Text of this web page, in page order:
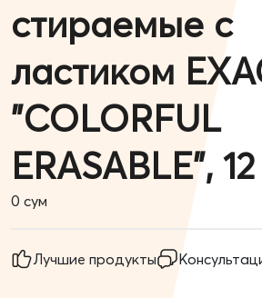
стираемые с
ластиком
"COLORFUL
ERASABLE",
0 сум
Лучшие продукты